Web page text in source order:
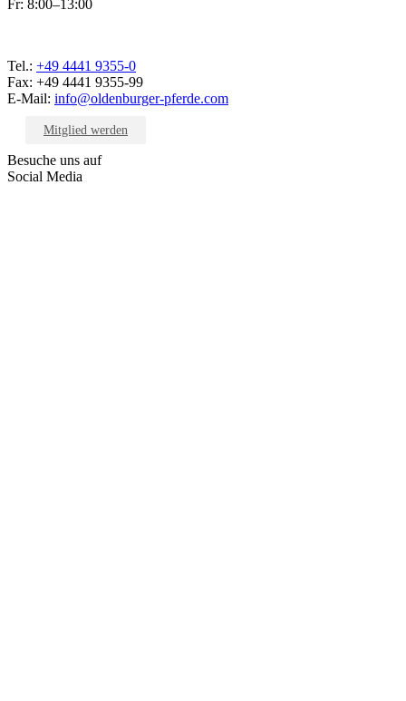
Fr: 8:00–13:00
Tel.: +49 4441 9355-0
Fax: +49 4441 9355-99
E-Mail: info@oldenburger-pferde.com
Mitglied werden
Besuche uns auf
Social Media